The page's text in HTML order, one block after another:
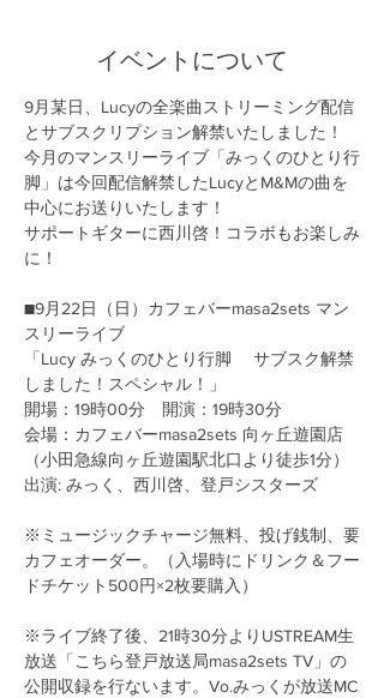
イベントについて
9月某日、Lucyの全楽曲ストリーミング配信
とサブスクリプション解禁いたしました！
今月のマンスリーライブ「みっくのひとり行
脚」は今回配信解禁したLucyとM&Mの曲を
中心にお送りいたします！
サポートギターに西川啓！コラボもお楽しみ
■9月22日（日）カフェバーmasa2sets マン
スリーライブ
「Lucy みっくのひとり行脚 　サブスク解禁
しました！スペシャル！」
開場：19時00分　開演：19時30分
会場：カフェバーmasa2sets 向ヶ丘遊園店
（小田急線向ヶ丘遊園駅北口より徒歩1分）
​※ミュージックチャージ無料、投げ銭制、要
カフェオーダー。（入場時にドリンク＆フー
※ライブ終了後、21時30分よりUSTREAM生
放送「こちら登戸放送局masa2sets TV」の
公開収録を行ないます。Vo.みっくが放送MC